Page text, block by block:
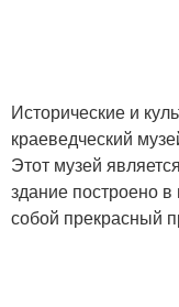
Исторические и
краеведческий
Этот музей
здание построено
собой прекрасный